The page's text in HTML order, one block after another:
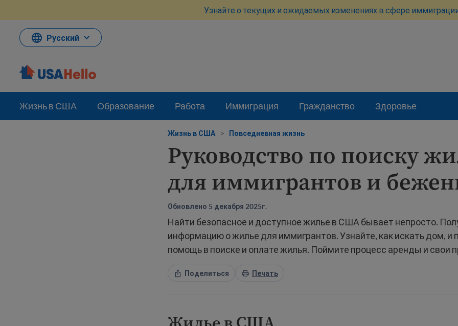
материалам
Узнайте о текущих и ожидаемых изменениях в сфере
Русский
Жизнь в США Образование Работа Иммиграция Гражданство Здоровье
Жизнь в США > Повседневная жизнь
Руководство по поиску
для иммигрантов и
Обновлено 5 декабря 2025г.
Найти безопасное и доступное жилье в США бывает непросто.
информацию о жилье для иммигрантов. Узнайте, как искать дом, и
помощь в поиске и оплате жилья. Поймите процесс аренды и свои
Поделиться Печать